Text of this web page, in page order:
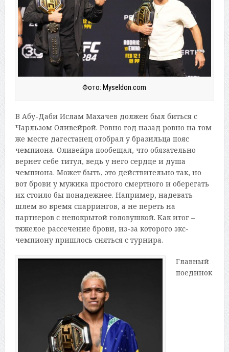
Фото: Myseldon.com
В Абу-Даби Ислам Махачев должен был биться с
Чарльзом Оливейрой. Ровно год назад ровно на том
же месте дагестанец отобрал у бразильца пояс
чемпиона. Оливейра пообещал, что обязательно
вернет себе титул, ведь у него сердце и душа
чемпиона. Может быть, это действительно так, но
вот брови у мужика простого смертного и оберегать
их стоило бы понадежнее. Например, надевать
шлем во время спаррингов, а не переть на
партнеров с непокрытой головушкой. Как итог –
тяжелое рассечение брови, из-за которого экс-
чемпиону пришлось сняться с турнира.
Главный
поединок